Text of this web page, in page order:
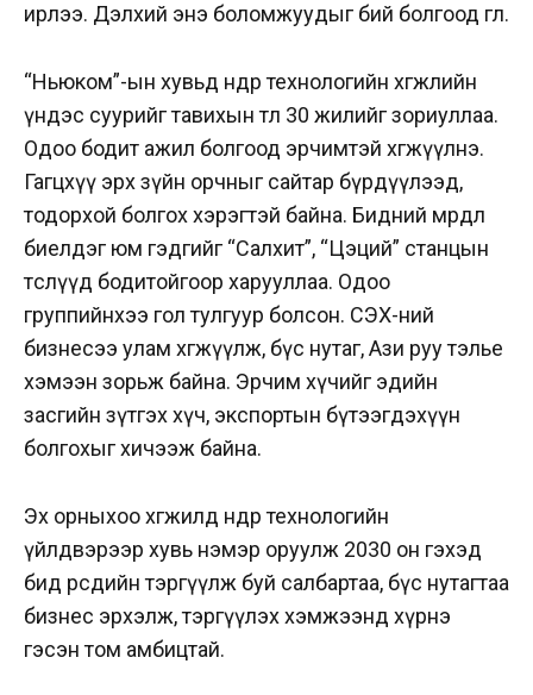
ирлээ. Дэлхий энэ боломжуудыг бий болгоод өглөө.
“Ньюком”-ын хувьд өндөр технологийн хөгжлийн
үндэс суурийг тавихын төлөө 30 жилийг зориуллаа.
Одоо бодит ажил болгоод эрчимтэй хөгжүүлнэ.
Гагцхүү эрх зүйн орчныг сайтар бүрдүүлээд,
тодорхой болгох хэрэгтэй байна. Бидний мөрөөдөл
биелдэг юм гэдгийг “Салхит”, “Цэций” станцын
төслүүд бодитойгоор харууллаа. Одоо
группийнхээ гол тулгуур болсон. СЭХ-ний
бизнесээ улам хөгжүүлж, бүс нутаг, Ази руу тэлье
хэмээн зорьж байна. Эрчим хүчийг эдийн
засгийн зүтгэх хүч, экспортын бүтээгдэхүүн
болгохыг хичээж байна.
Эх орныхоо хөгжилд өндөр технологийн
үйлдвэрээр хувь нэмэр оруулж 2030 он гэхэд
бид өөрсдийн тэргүүлж буй салбартаа, бүс нутагтаа
бизнес эрхэлж, тэргүүлэх хэмжээнд хүрнэ
гэсэн том амбицтай.